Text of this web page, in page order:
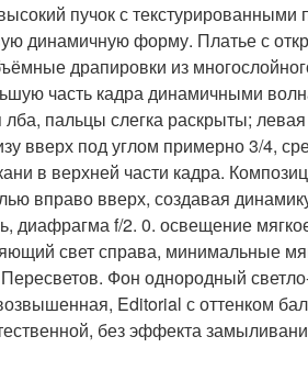
пучок с
динамичную форму. Платье с
драпировки из
часть кадра динамичными
лба, пальцы слегка раскрыты;
вверх под углом примерно 3/4,
в верхней части кадра.
вправо вверх, создавая
диафрагма f/2. 0. освещение
свет справа, минимальные
Пересветов. Фон однородный
Editorial с оттенком
без эффекта